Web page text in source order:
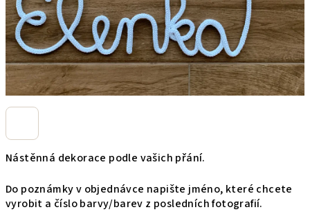
Nástěnná dekorace podle vašich přání.
Do poznámky v objednávce napište jméno, které chcete
vyrobit a číslo barvy/barev z posledních fotografií.